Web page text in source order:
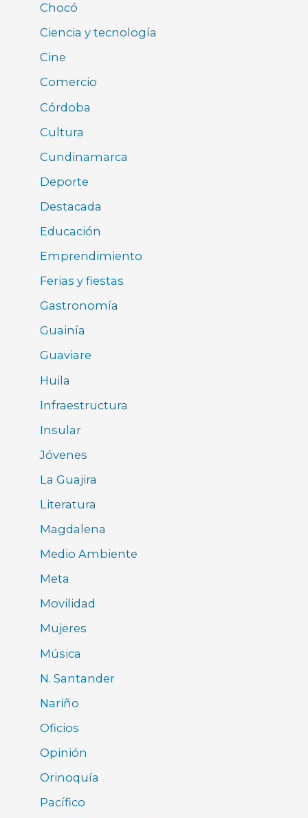
Chocó
Ciencia y tecnología
Cine
Comercio
Córdoba
Cultura
Cundinamarca
Deporte
Destacada
Educación
Emprendimiento
Ferias y fiestas
Gastronomía
Guainía
Guaviare
Huila
Infraestructura
Insular
Jóvenes
La Guajira
Literatura
Magdalena
Medio Ambiente
Meta
Movilidad
Mujeres
Música
N. Santander
Nariño
Oficios
Opinión
Orinoquía
Pacífico